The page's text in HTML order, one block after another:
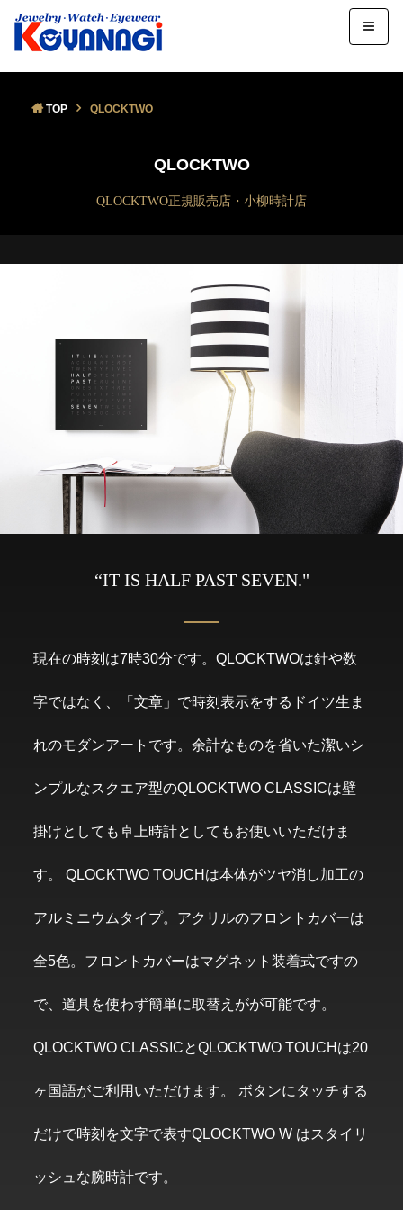
TOP QLOCKTWO
QLOCKTWO
QLOCKTWO正規販売店・小柳時計店
“IT IS HALF PAST SEVEN."
現在の時刻は7時30分です。QLOCKTWOは針や数
字ではなく、「文章」で時刻表示をするドイツ生ま
れのモダンアートです。余計なものを省いた潔いシ
ンプルなスクエア型のQLOCKTWO CLASSICは壁
掛けとしても卓上時計としてもお使いいただけま
す。 QLOCKTWO TOUCHは本体がツヤ消し加工の
アルミニウムタイプ。アクリルのフロントカバーは
全5色。フロントカバーはマグネット装着式ですの
で、道具を使わず簡単に取替えがが可能です。
QLOCKTWO CLASSICとQLOCKTWO TOUCHは20
ヶ国語がご利用いただけます。 ボタンにタッチする
だけで時刻を文字で表すQLOCKTWO W はスタイリ
ッシュな腕時計です。